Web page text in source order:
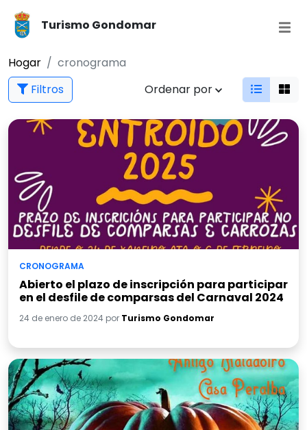
Turismo Gondomar
Hogar
cronograma
Filtros
Ordenar por
CRONOGRAMA
Abierto el plazo de inscripción para participar
en el desfile de comparsas del Carnaval 2024
24 de enero de 2024 por Turismo Gondomar